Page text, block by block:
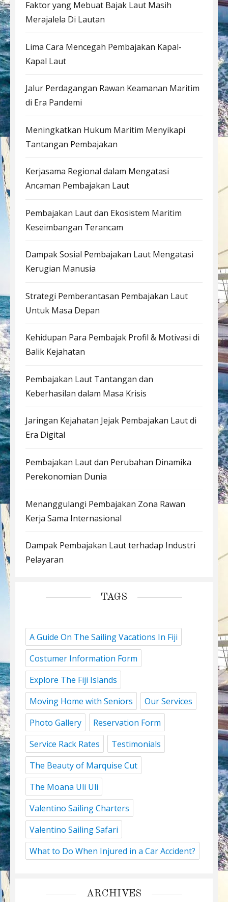
Faktor yang Mebuat Bajak Laut Masih
Merajalela Di Lautan
Lima Cara Mencegah Pembajakan Kapal-
Kapal Laut
Jalur Perdagangan Rawan Keamanan Maritim
di Era Pandemi
Meningkatkan Hukum Maritim Menyikapi
Tantangan Pembajakan
Kerjasama Regional dalam Mengatasi
Ancaman Pembajakan Laut
Pembajakan Laut dan Ekosistem Maritim
Keseimbangan Terancam
Dampak Sosial Pembajakan Laut Mengatasi
Kerugian Manusia
Strategi Pemberantasan Pembajakan Laut
Untuk Masa Depan
Kehidupan Para Pembajak Profil & Motivasi di
Balik Kejahatan
Pembajakan Laut Tantangan dan
Keberhasilan dalam Masa Krisis
Jaringan Kejahatan Jejak Pembajakan Laut di
Era Digital
Pembajakan Laut dan Perubahan Dinamika
Perekonomian Dunia
Menanggulangi Pembajakan Zona Rawan
Kerja Sama Internasional
Dampak Pembajakan Laut terhadap Industri
Pelayaran
TAGS
A Guide On The Sailing Vacations In Fiji
Costumer Information Form
Explore The Fiji Islands
Moving Home with Seniors
Our Services
Photo Gallery
Reservation Form
Service Rack Rates
Testimonials
The Beauty of Marquise Cut
The Moana Uli Uli
Valentino Sailing Charters
Valentino Sailing Safari
What to Do When Injured in a Car Accident?
ARCHIVES